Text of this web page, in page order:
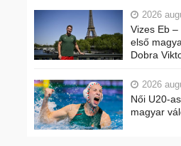
2026
Vizes Eb
első
Dobra
2026
Női U20-
magyar